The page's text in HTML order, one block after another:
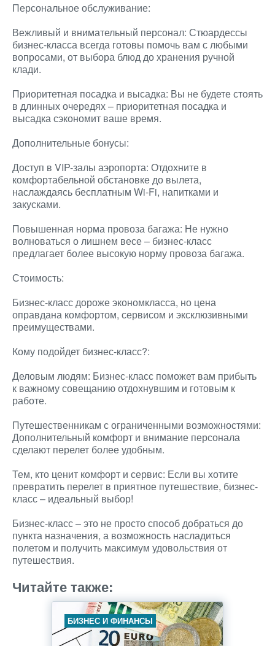
Персональное обслуживание:
Вежливый и внимательный персонал: Стюардессы
бизнес-класса всегда готовы помочь вам с любыми
вопросами, от выбора блюд до хранения ручной
клади.
Приоритетная посадка и высадка: Вы не будете стоять
в длинных очередях – приоритетная посадка и
высадка сэкономит ваше время.
Дополнительные бонусы:
Доступ в VIP-залы аэропорта: Отдохните в
комфортабельной обстановке до вылета,
наслаждаясь бесплатным Wi-Fi, напитками и
закусками.
Повышенная норма провоза багажа: Не нужно
волноваться о лишнем весе – бизнес-класс
предлагает более высокую норму провоза багажа.
Стоимость:
Бизнес-класс дороже экономкласса, но цена
оправдана комфортом, сервисом и эксклюзивными
преимуществами.
Кому подойдет бизнес-класс?:
Деловым людям: Бизнес-класс поможет вам прибыть
к важному совещанию отдохнувшим и готовым к
работе.
Путешественникам с ограниченными возможностями:
Дополнительный комфорт и внимание персонала
сделают перелет более удобным.
Тем, кто ценит комфорт и сервис: Если вы хотите
превратить перелет в приятное путешествие, бизнес-
класс – идеальный выбор!
Бизнес-класс – это не просто способ добраться до
пункта назначения, а возможность насладиться
полетом и получить максимум удовольствия от
путешествия.
Читайте также:
БИЗНЕС И ФИНАНСЫ